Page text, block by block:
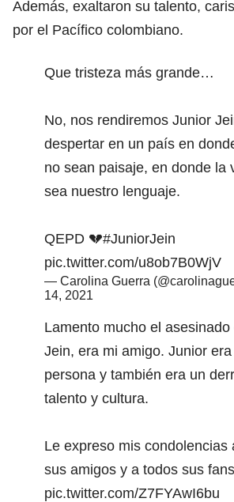
Además, exaltaron su talento,
por el Pacífico colombiano.
Que tristeza más grande…
No, nos rendiremos Junior
despertar en un país en
no sean paisaje, en donde la
sea nuestro lenguaje.
QEPD 💔#JuniorJein
pic.twitter.com/u8ob7B0WjV
— Carolina Guerra
14, 2021
Lamento mucho el
Jein, era mi amigo. Junior
persona y también era un
talento y cultura.
Le expreso mis condolencias
sus amigos y a todos sus
pic.twitter.com/Z7FYAwI6bu